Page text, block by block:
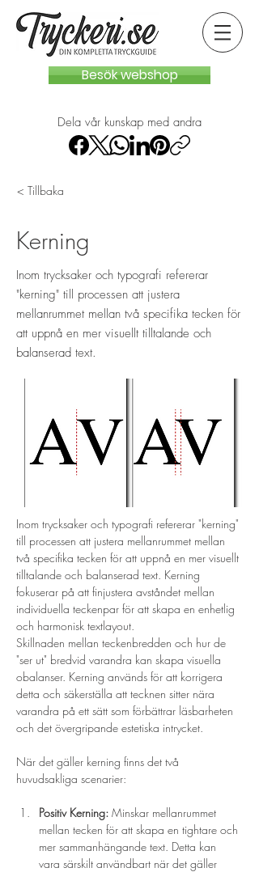
Besök webshop
Dela vår kunskap med andra
< Tillbaka
Kerning
Inom trycksaker och typografi refererar
"kerning" till processen att justera
mellanrummet mellan två specifika tecken för
att uppnå en mer visuellt tilltalande och
balanserad text.
Inom trycksaker och typografi refererar "kerning"
till processen att justera mellanrummet mellan
två specifika tecken för att uppnå en mer visuellt
tilltalande och balanserad text. Kerning
fokuserar på att finjustera avståndet mellan
individuella teckenpar för att skapa en enhetlig
och harmonisk textlayout.
Skillnaden mellan teckenbredden och hur de
"ser ut" bredvid varandra kan skapa visuella
obalanser. Kerning används för att korrigera
detta och säkerställa att tecknen sitter nära
varandra på ett sätt som förbättrar läsbarheten
och det övergripande estetiska intrycket.
När det gäller kerning finns det två
huvudsakliga scenarier:
Positiv Kerning: Minskar mellanrummet
mellan tecken för att skapa en tightare och
mer sammanhängande text. Detta kan
vara särskilt användbart när det gäller